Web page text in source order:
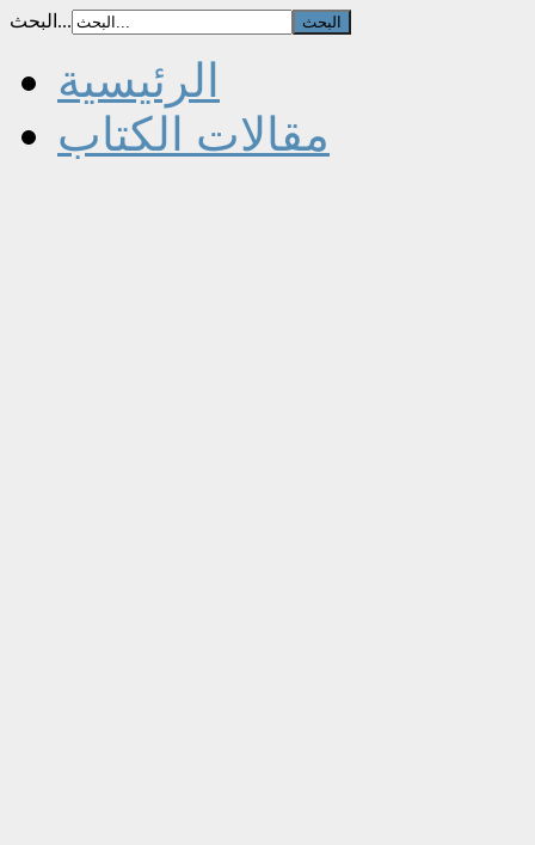
البحث...
الرئيسية
مقالات الكتاب